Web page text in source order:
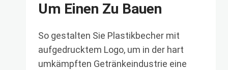
Um Einen Zu Bauen
So gestalten Sie Plastikbecher mit
aufgedrucktem Logo, um in der hart
umkämpften Getränkeindustrie eine